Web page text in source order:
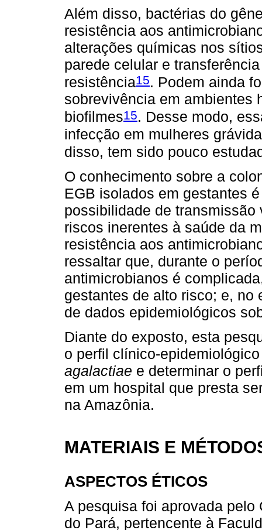
Além disso, bactérias do
resistência aos
alterações químicas nos
parede celular e
resistência15. Podem ainda
sobrevivência em ambientes
biofilmes15. Desse modo,
infecção em mulheres
disso, tem sido pouco
O conhecimento sobre a
EGB isolados em gestantes
possibilidade de
riscos inerentes à saúde da
resistência aos
ressaltar que, durante o
antimicrobianos é
gestantes de alto risco; e, no
de dados epidemiológicos
Diante do exposto, esta
o perfil clínico-
agalactiae e determinar o
em um hospital que presta
na Amazônia.
MATERIAIS E
ASPECTOS ÉTICOS
A pesquisa foi aprovada
do Pará, pertencente à